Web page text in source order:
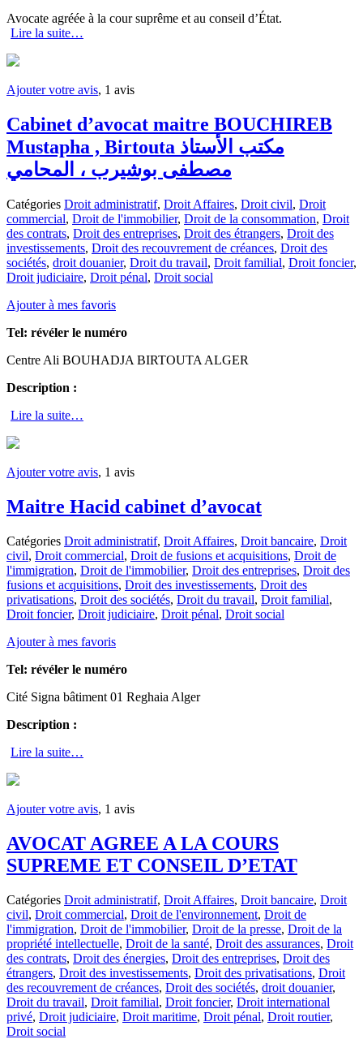
Avocate agréée à la cour suprême et au conseil d’État.
Lire la suite…
Ajouter votre avis, 1 avis
Cabinet d’avocat maitre BOUCHIREB
Mustapha , Birtouta مكتب الأستاذ
مصطفى بوشيرب ، المحامي
Catégories Droit administratif, Droit Affaires, Droit civil, Droit
commercial, Droit de l'immobilier, Droit de la consommation, Droit
des contrats, Droit des entreprises, Droit des étrangers, Droit des
investissements, Droit des recouvrement de créances, Droit des
sociétés, droit douanier, Droit du travail, Droit familial, Droit foncier,
Droit judiciaire, Droit pénal, Droit social
Ajouter à mes favoris
Tel: révéler le numéro
Centre Ali BOUHADJA BIRTOUTA ALGER
Description :
Lire la suite…
Ajouter votre avis, 1 avis
Maitre Hacid cabinet d’avocat
Catégories Droit administratif, Droit Affaires, Droit bancaire, Droit
civil, Droit commercial, Droit de fusions et acquisitions, Droit de
l'immigration, Droit de l'immobilier, Droit des entreprises, Droit des
fusions et acquisitions, Droit des investissements, Droit des
privatisations, Droit des sociétés, Droit du travail, Droit familial,
Droit foncier, Droit judiciaire, Droit pénal, Droit social
Ajouter à mes favoris
Tel: révéler le numéro
Cité Signa bâtiment 01 Reghaia Alger
Description :
Lire la suite…
Ajouter votre avis, 1 avis
AVOCAT AGREE A LA COURS
SUPREME ET CONSEIL D’ETAT
Catégories Droit administratif, Droit Affaires, Droit bancaire, Droit
civil, Droit commercial, Droit de l'environnement, Droit de
l'immigration, Droit de l'immobilier, Droit de la presse, Droit de la
propriété intellectuelle, Droit de la santé, Droit des assurances, Droit
des contrats, Droit des énergies, Droit des entreprises, Droit des
étrangers, Droit des investissements, Droit des privatisations, Droit
des recouvrement de créances, Droit des sociétés, droit douanier,
Droit du travail, Droit familial, Droit foncier, Droit international
privé, Droit judiciaire, Droit maritime, Droit pénal, Droit routier,
Droit social